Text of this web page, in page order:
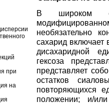
при
на
В широком
необязательно
сахарид
дисахаридной
гексоза
представляет
остатков
повторяющихся
положении; и/